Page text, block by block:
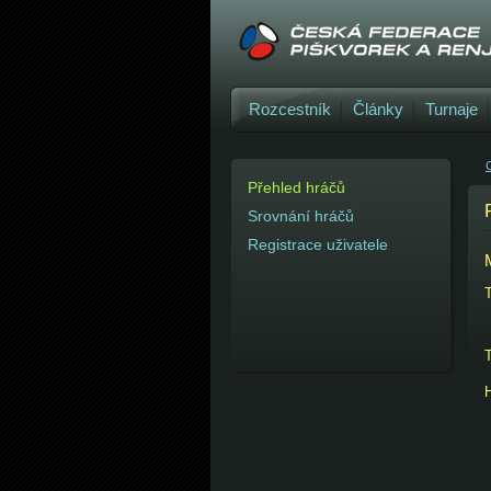
Přehled hráčů
Srovnání hráčů
Registrace uživatele
Rozcestník Články Turnaje